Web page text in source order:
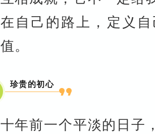
在自己的路上，定义
值。
珍贵的初心
十年前一个平淡的日子